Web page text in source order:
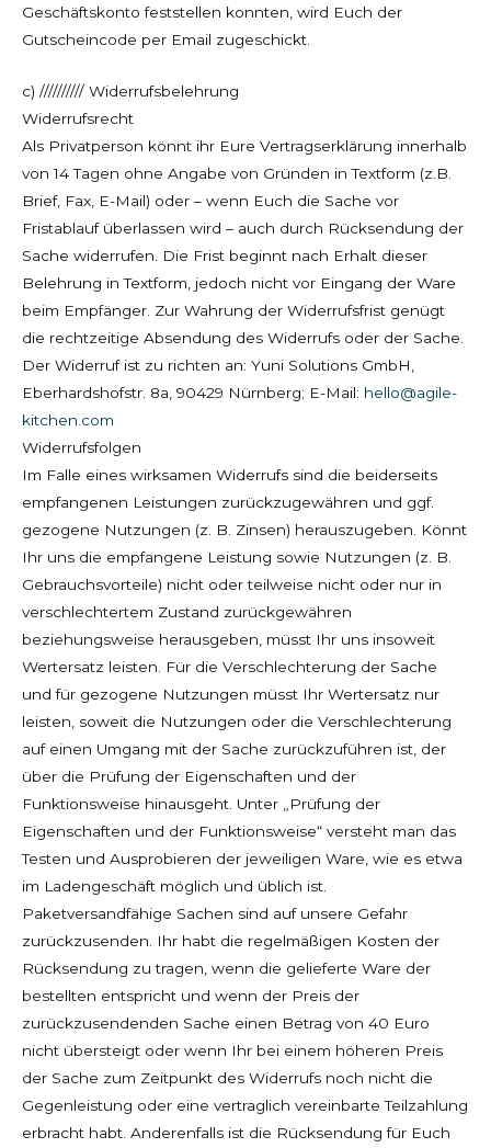
Geschäftskonto feststellen konnten, wird Euch der
Gutscheincode per Email zugeschickt.
c) ////////// Widerrufsbelehrung
Widerrufsrecht
Als Privatperson könnt ihr Eure Vertragserklärung innerhalb
von 14 Tagen ohne Angabe von Gründen in Textform (z.B.
Brief, Fax, E-Mail) oder – wenn Euch die Sache vor
Fristablauf überlassen wird – auch durch Rücksendung der
Sache widerrufen. Die Frist beginnt nach Erhalt dieser
Belehrung in Textform, jedoch nicht vor Eingang der Ware
beim Empfänger. Zur Wahrung der Widerrufsfrist genügt
die rechtzeitige Absendung des Widerrufs oder der Sache.
Der Widerruf ist zu richten an: Yuni Solutions GmbH,
Eberhardshofstr. 8a, 90429 Nürnberg; E-Mail: hello@agile-
kitchen.com
Widerrufsfolgen
Im Falle eines wirksamen Widerrufs sind die beiderseits
empfangenen Leistungen zurückzugewähren und ggf.
gezogene Nutzungen (z. B. Zinsen) herauszugeben. Könnt
Ihr uns die empfangene Leistung sowie Nutzungen (z. B.
Gebrauchsvorteile) nicht oder teilweise nicht oder nur in
verschlechtertem Zustand zurückgewähren
beziehungsweise herausgeben, müsst Ihr uns insoweit
Wertersatz leisten. Für die Verschlechterung der Sache
und für gezogene Nutzungen müsst Ihr Wertersatz nur
leisten, soweit die Nutzungen oder die Verschlechterung
auf einen Umgang mit der Sache zurückzuführen ist, der
über die Prüfung der Eigenschaften und der
Funktionsweise hinausgeht. Unter „Prüfung der
Eigenschaften und der Funktionsweise“ versteht man das
Testen und Ausprobieren der jeweiligen Ware, wie es etwa
im Ladengeschäft möglich und üblich ist.
Paketversandfähige Sachen sind auf unsere Gefahr
zurückzusenden. Ihr habt die regelmäßigen Kosten der
Rücksendung zu tragen, wenn die gelieferte Ware der
bestellten entspricht und wenn der Preis der
zurückzusendenden Sache einen Betrag von 40 Euro
nicht übersteigt oder wenn Ihr bei einem höheren Preis
der Sache zum Zeitpunkt des Widerrufs noch nicht die
Gegenleistung oder eine vertraglich vereinbarte Teilzahlung
erbracht habt. Anderenfalls ist die Rücksendung für Euch